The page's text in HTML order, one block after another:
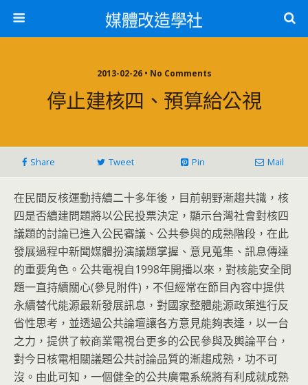
媒體改造學社
2013-02-26 • No Comments
停止建核四、預算給公視
Share Tweet Pin Mail
在民間反核運動持續二十多年後，目前朝野漸趨共識，核
四是否續建問題將以公民投票決定，顯示台灣社會對核四
議題的討論已進入公民審議、公共參與的成熟階段，在此
發展過程中新聞媒體扮演議題掌握、意見蒐集、訊息傳達
的重要角色。公共電視自1998年開播以來，對核能安全問
題一直持續關心(參見附件)，不但經常在節目內容中提供
永續替代能源最新發展訊息，對國家整體能源政策進行反
省性思考 ，並透過公共論壇讓各方意見能夠表達，以一台
之力，提供了較商業電視台更多的公民參與及輿論平台，
對今日核電相關議題公共討論品質的漸趨成熟，功不可
沒。由此可知，一個健全的公共廣電系統將有利成就成熟